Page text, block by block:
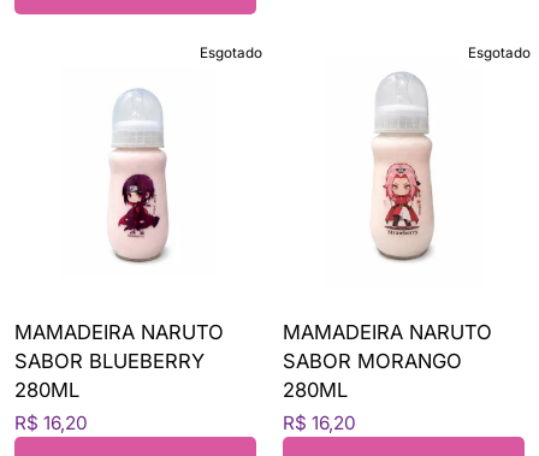
Esgotado
MAMADEIRA NARUTO
SABOR BLUEBERRY
280ML
R$ 16,20
Esgotado
MAMADEIRA NARUTO
SABOR MORANGO
280ML
R$ 16,20